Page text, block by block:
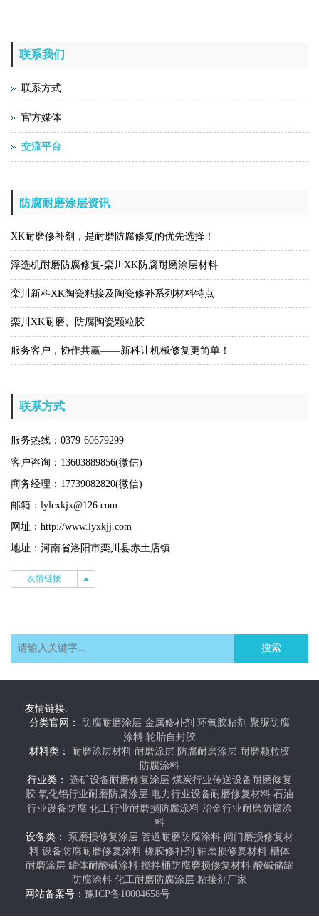
联系我们
联系方式
官方媒体
交流平台
防腐耐磨涂层资讯
XK耐磨修补剂，是耐磨防腐修复的优先选择！
浮选机耐磨防腐修复-栾川XK防腐耐磨涂层材料
栾川新科XK陶瓷粘接及陶瓷修补系列材料特点
栾川XK耐磨、防腐陶瓷颗粒胶
服务客户，协作共赢——新科让机械修复更简单！
联系方式
服务热线：0379-60679299
客户咨询：13603889856(微信)
商务经理：17739082820(微信)
邮箱：lylcxkjx@126.com
网址：http://www.lyxkjj.com
地址：河南省洛阳市栾川县赤土店镇
友情链接 友情链接
搜索
友情链接:
分类官网：
防腐耐磨涂层 金属修补剂 环氧胶粘剂 聚脲防腐
涂料 轮胎自封胶
材料类： 耐磨涂层材料 耐磨涂层 防腐耐磨涂层 耐磨颗粒胶
防腐涂料
行业类： 选矿设备耐磨修复涂层 煤炭行业传送设备耐磨修复
胶 氧化铝行业耐磨防腐涂层 电力行业设备耐磨修复材料 石油
行业设备防腐 化工行业耐磨损防腐涂料 冶金行业耐磨防腐涂
料
设备类： 泵磨损修复涂层 管道耐磨防腐涂料 阀门磨损修复材
料 设备防腐耐磨修复涂料 橡胶修补剂 轴磨损修复材料 槽体
耐磨涂层 罐体耐酸碱涂料 搅拌桶防腐磨损修复材料 酸碱储罐
防腐涂料 化工耐磨防腐涂层 粘接剂厂家
网站备案号： 豫ICP备10004658号